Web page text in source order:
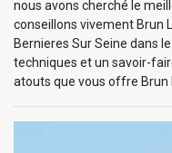
nous avons cherché le
conseillons vivement Brun
Bernieres Sur Seine dans
techniques et un savoir-
atouts que vous offre Brun